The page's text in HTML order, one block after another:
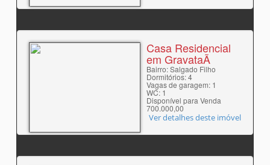
Casa Residencial
em GravataÃ­
Bairro: Salgado Filho
Dormitórios: 4
Vagas de garagem: 1
WC: 1
Disponível para Venda
700.000,00
Ver detalhes deste imóvel